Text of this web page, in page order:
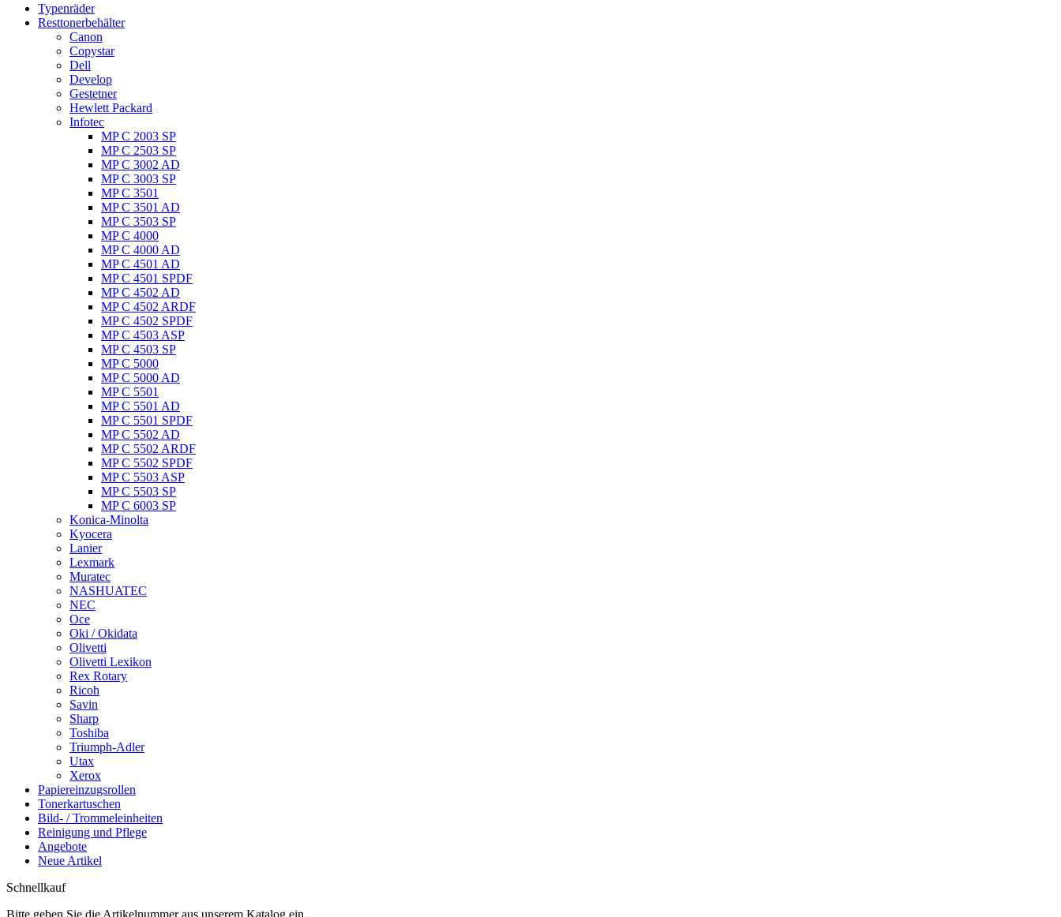
Typenräder
Resttonerbehälter
Canon
Copystar
Dell
Develop
Gestetner
Hewlett Packard
Infotec
MP C 2003 SP
MP C 2503 SP
MP C 3002 AD
MP C 3003 SP
MP C 3501
MP C 3501 AD
MP C 3503 SP
MP C 4000
MP C 4000 AD
MP C 4501 AD
MP C 4501 SPDF
MP C 4502 AD
MP C 4502 ARDF
MP C 4502 SPDF
MP C 4503 ASP
MP C 4503 SP
MP C 5000
MP C 5000 AD
MP C 5501
MP C 5501 AD
MP C 5501 SPDF
MP C 5502 AD
MP C 5502 ARDF
MP C 5502 SPDF
MP C 5503 ASP
MP C 5503 SP
MP C 6003 SP
Konica-Minolta
Kyocera
Lanier
Lexmark
Muratec
NASHUATEC
NEC
Oce
Oki / Okidata
Olivetti
Olivetti Lexikon
Rex Rotary
Ricoh
Savin
Sharp
Toshiba
Triumph-Adler
Utax
Xerox
Papiereinzugsrollen
Tonerkartuschen
Bild- / Trommeleinheiten
Reinigung und Pflege
Angebote
Neue Artikel
Schnellkauf
Bitte geben Sie die Artikelnummer aus unserem Katalog ein.